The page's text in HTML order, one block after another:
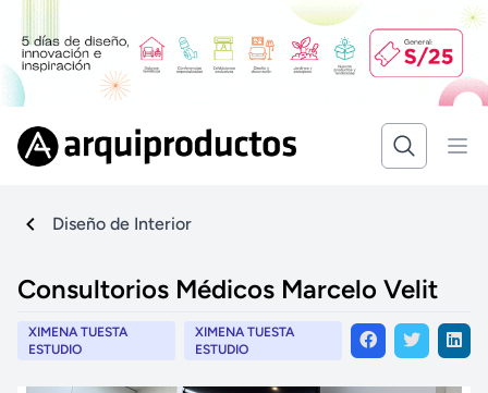
Diseño de Interior
Consultorios Médicos Marcelo Velit
XIMENA TUESTA
ESTUDIO
XIMENA TUESTA
ESTUDIO